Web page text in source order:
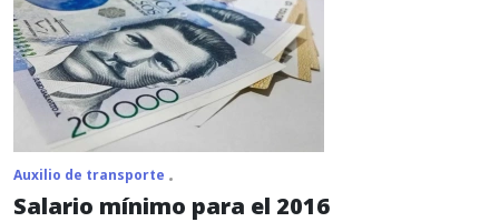
Auxilio de transporte
Salario mínimo para el 2016